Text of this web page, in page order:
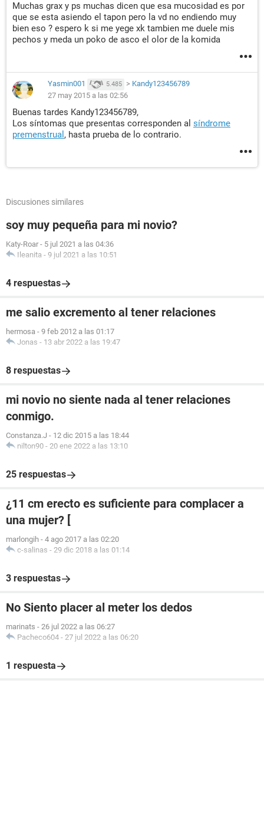
Muchas grax y ps muchas dicen que esa mucosidad es por
que se esta asiendo el tapon pero la vd no endiendo muy
bien eso ? espero k si me yege xk tambien me duele mis
pechos y meda un poko de asco el olor de la komida
Yasmin001 5.485 > Kandy123456789
27 may 2015 a las 02:56
Buenas tardes Kandy123456789,
Los síntomas que presentas corresponden al síndrome
premenstrual , hasta prueba de lo contrario.
Discusiones similares
soy muy pequeña para mi novio?
Katy-Roar - 5 jul 2021 a las 04:36
Ileanita - 9 jul 2021 a las 10:51
4 respuestas
me salio excremento al tener relaciones
hermosa - 9 feb 2012 a las 01:17
Jonas - 13 abr 2022 a las 19:47
8 respuestas
mi novio no siente nada al tener relaciones
conmigo.
Constanza.J - 12 dic 2015 a las 18:44
nilton90 - 20 ene 2022 a las 13:10
25 respuestas
¿11 cm erecto es suficiente para complacer a
una mujer? [
marlongih - 4 ago 2017 a las 02:20
c-salinas - 29 dic 2018 a las 01:14
3 respuestas
No Siento placer al meter los dedos
marinats - 26 jul 2022 a las 06:27
Pacheco604 - 27 jul 2022 a las 06:20
1 respuesta